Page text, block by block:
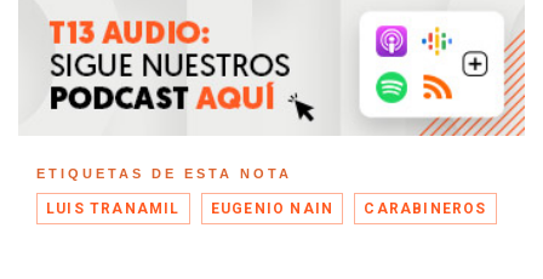
ETIQUETAS DE ESTA NOTA
LUIS TRANAMIL EUGENIO NAIN CARABINEROS